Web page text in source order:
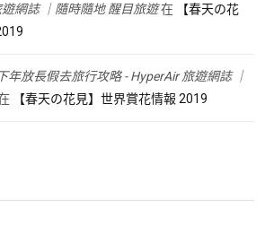
網誌 ｜隨時隨地 醒目旅遊在
【春天の花
年放長假去旅行攻略 - HyperAir 旅遊網誌 ｜
【春天の花見】世界賞花情報 2019